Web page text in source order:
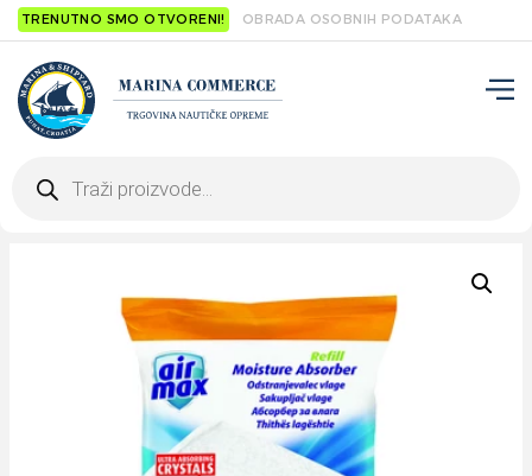
TRENUTNO SMO OTVORENI! OBRADA OSOBNIH PODATAKA
search